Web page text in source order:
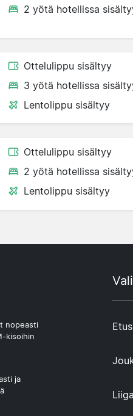
2 yötä hotellissa
Ottelulippu sisältyy
3 yötä hotellissa
Lentolippu sisältyy
Ottelulippu sisältyy
2 yötä hotellissa
Lentolippu sisältyy
nopeasti
kisoihin
ja